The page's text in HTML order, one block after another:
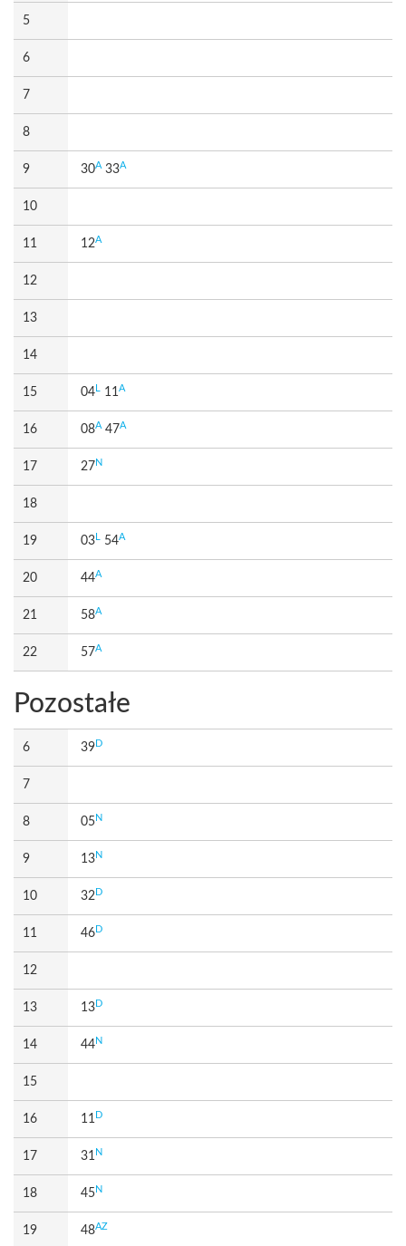
5
6
7
8
9 30A33A
10
11 12A
12
13
14
15 04 11A
16 08A47A
17 27 N
18
19 03 54A
20 44A
21 58A
22 57A
Pozostałe
6 39 D
7
8 05 N
9 13 N
10 32 D
11 46 D
12
13 13 D
14 44 N
15
16 11 D
17 31 N
18 45 N
19 48AZ